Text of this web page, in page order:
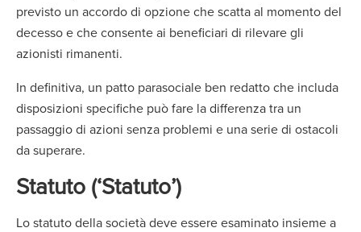
previsto un accordo di opzione che scatta al momento del
decesso e che consente ai beneficiari di rilevare gli
azionisti rimanenti.
In definitiva, un patto parasociale ben redatto che includa
disposizioni specifiche può fare la differenza tra un
passaggio di azioni senza problemi e una serie di ostacoli
da superare.
Statuto (‘Statuto’)
Lo statuto della società deve essere esaminato insieme a